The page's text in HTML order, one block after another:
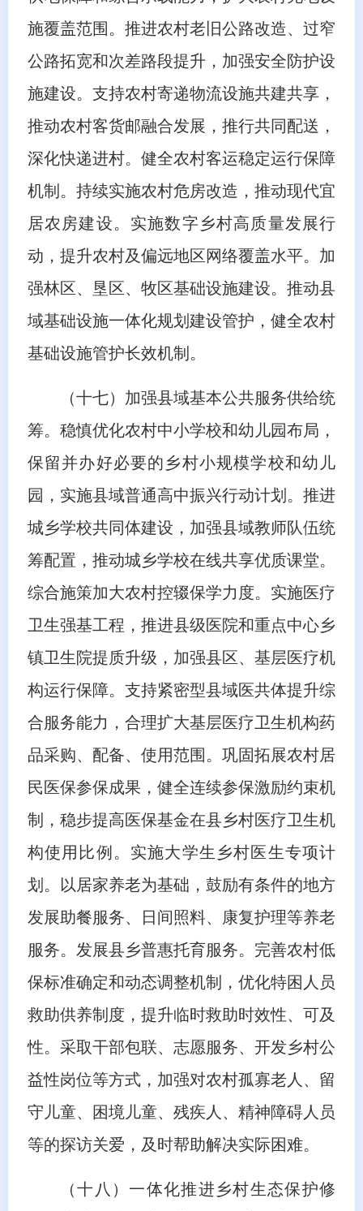
施覆盖范围。推进农村老旧公路改造、过窄
公路拓宽和次差路段提升，加强安全防护设
施建设。支持农村寄递物流设施共建共享，
推动农村客货邮融合发展，推行共同配送，
深化快递进村。健全农村客运稳定运行保障
机制。持续实施农村危房改造，推动现代宜
居农房建设。实施数字乡村高质量发展行
动，提升农村及偏远地区网络覆盖水平。加
强林区、垦区、牧区基础设施建设。推动县
域基础设施一体化规划建设管护，健全农村
基础设施管护长效机制。
（十七）加强县域基本公共服务供给统
筹。稳慎优化农村中小学校和幼儿园布局，
保留并办好必要的乡村小规模学校和幼儿
园，实施县域普通高中振兴行动计划。推进
城乡学校共同体建设，加强县域教师队伍统
筹配置，推动城乡学校在线共享优质课堂。
综合施策加大农村控辍保学力度。实施医疗
卫生强基工程，推进县级医院和重点中心乡
镇卫生院提质升级，加强县区、基层医疗机
构运行保障。支持紧密型县域医共体提升综
合服务能力，合理扩大基层医疗卫生机构药
品采购、配备、使用范围。巩固拓展农村居
民医保参保成果，健全连续参保激励约束机
制，稳步提高医保基金在县乡村医疗卫生机
构使用比例。实施大学生乡村医生专项计
划。以居家养老为基础，鼓励有条件的地方
发展助餐服务、日间照料、康复护理等养老
服务。发展县乡普惠托育服务。完善农村低
保标准确定和动态调整机制，优化特困人员
救助供养制度，提升临时救助时效性、可及
性。采取干部包联、志愿服务、开发乡村公
益性岗位等方式，加强对农村孤寡老人、留
守儿童、困境儿童、残疾人、精神障碍人员
等的探访关爱，及时帮助解决实际困难。
（十八）一体化推进乡村生态保护修